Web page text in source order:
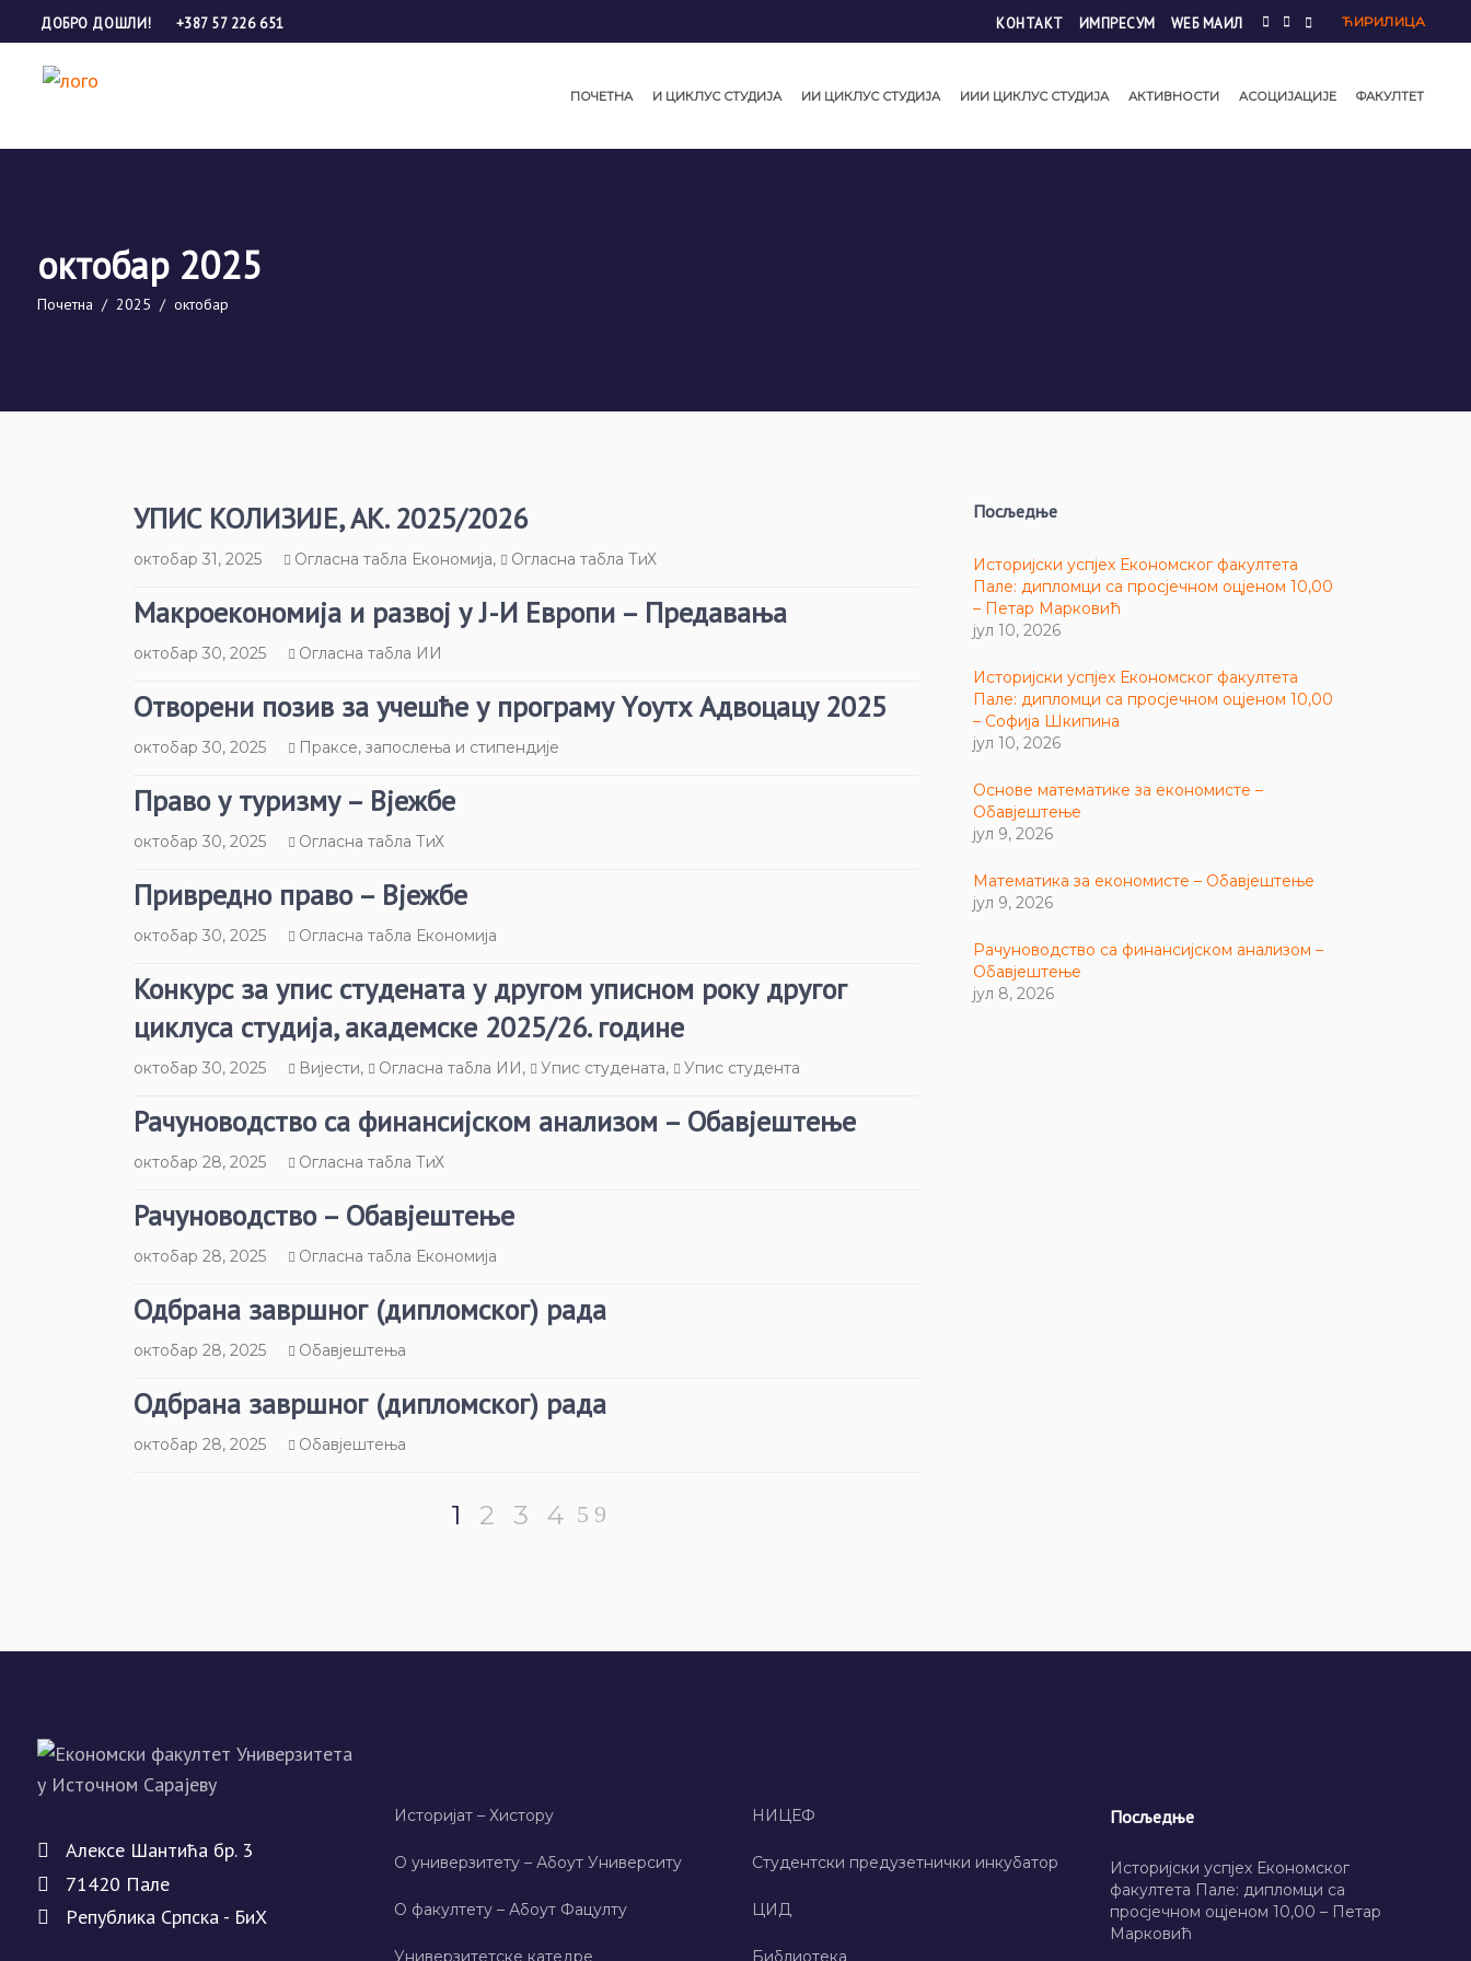
ДОБРО ДОШЛИ! +387 57 226 651 КОНТАКТ ИМПРЕСУМ WЕБ МАИЛ ЋИРИЛИЦА
ПОЧЕТНА И ЦИКЛУС СТУДИЈА ИИ ЦИКЛУС СТУДИЈА ИИИ ЦИКЛУС СТУДИЈА АКТИВНОСТИ АСОЦИЈАЦИЈЕ ФАКУЛТЕТ
октобар 2025
Почетна / 2025 / октобар
УПИС КОЛИЗИЈЕ, АК. 2025/2026
октобар 31, 2025 Огласна табла Економија, Огласна табла ТиХ
Макроекономија и развој у Ј-И Европи – Предавања
октобар 30, 2025 Огласна табла ИИ
Отворени позив за учешће у програму Yоутх Адвоцацy 2025
октобар 30, 2025 Праксе, запослења и стипендије
Право у туризму – Вјежбе
октобар 30, 2025 Огласна табла ТиХ
Привредно право – Вјежбе
октобар 30, 2025 Огласна табла Економија
Конкурс за упис студената у другом уписном року другог
циклуса студија, академске 2025/26. године
октобар 30, 2025 Вијести, Огласна табла ИИ, Упис студената, Упис студента
Рачуноводство са финансијском анализом – Обавјештење
октобар 28, 2025 Огласна табла ТиХ
Рачуноводство – Обавјештење
октобар 28, 2025 Огласна табла Економија
Одбрана завршног (дипломског) рада
октобар 28, 2025 Обавјештења
Одбрана завршног (дипломског) рада
октобар 28, 2025 Обавјештења
1 2 3 4
Посљедње
Историјски успјех Економског факултета
Пале: дипломци са просјечном оцјеном 10,00
– Петар Марковић
јул 10, 2026
Историјски успјех Економског факултета
Пале: дипломци са просјечном оцјеном 10,00
– Софија Шкипина
јул 10, 2026
Основе математике за економисте –
Обавјештење
јул 9, 2026
Математика за економисте – Обавјештење
јул 9, 2026
Рачуноводство са финансијском анализом –
Обавјештење
јул 8, 2026
Алeксe Шантића бр. 3
71420 Палe
Рeпублика Српска - БиХ
Историјат – Хисторy
О универзитету – Абоут Университy
О факултету – Абоут Фацултy
Универзитетске катедре
НИЦЕФ
Студентски предузетнички инкубатор
ЦИД
Библиотека
Посљедње
Историјски успјех Економског
факултета Пале: дипломци са
просјечном оцјеном 10,00 – Петар
Марковић